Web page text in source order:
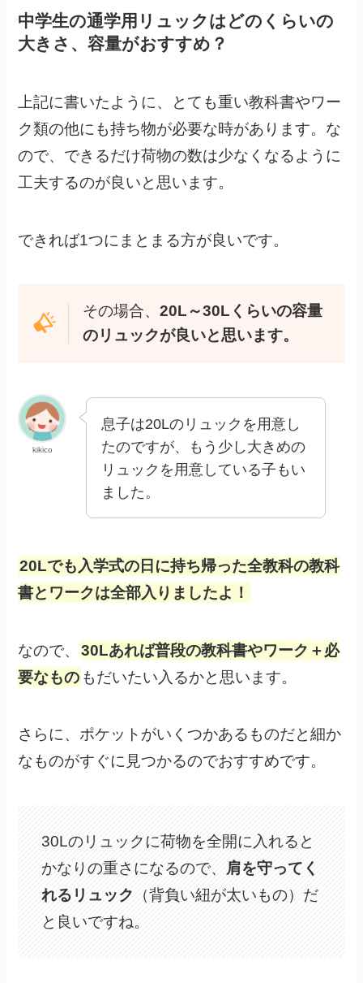
中学生の通学用リュックはどのくらいの
大きさ、容量がおすすめ？
上記に書いたように、とても重い教科書やワー
ク類の他にも持ち物が必要な時があります。な
ので、できるだけ荷物の数は少なくなるように
工夫するのが良いと思います。
できれば1つにまとまる方が良いです。
その場合、20L～30Lくらいの容量
のリュックが良いと思います。
kikico
息子は20Lのリュックを用意し
たのですが、もう少し大きめの
リュックを用意している子もい
ました。
20Lでも入学式の日に持ち帰った全教科の教科
書とワークは全部入りましたよ！
なので、 30Lあれば普段の教科書やワーク＋必
要なもの もだいたい入るかと思います。
さらに、ポケットがいくつかあるものだと細か
なものがすぐに見つかるのでおすすめです。
30Lのリュックに荷物を全開に入れると
かなりの重さになるので、
肩を守ってく
れるリュック （背負い紐が太いもの）だ
と良いですね。